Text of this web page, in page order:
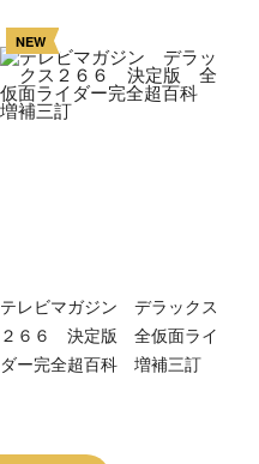
NEW
テレビマガジン デラックス
２６６ 決定版 全仮面ライ
ダー完全超百科 増補三訂